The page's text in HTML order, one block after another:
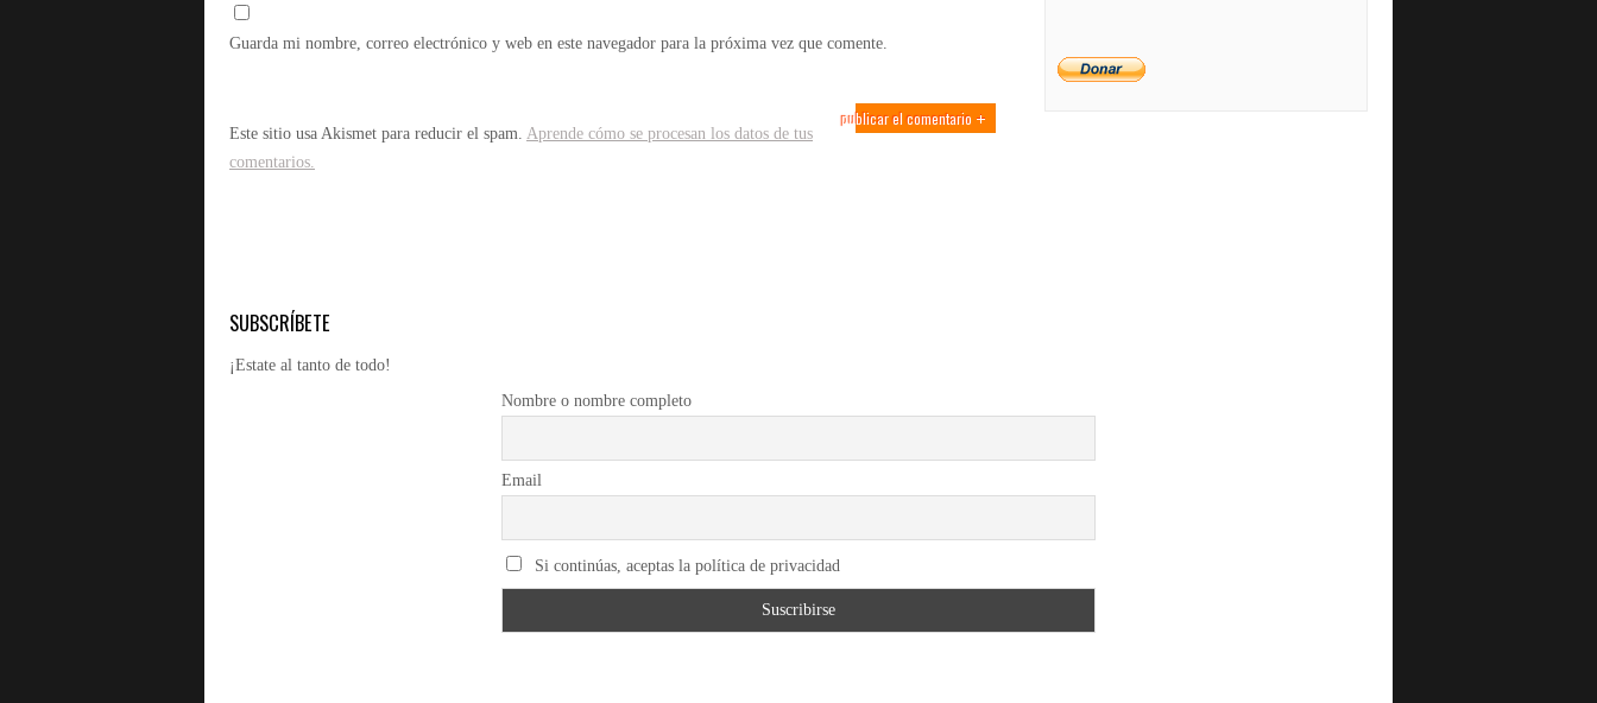
Guarda mi nombre, correo electrónico y web en este navegador para la próxima vez que comente.
Este sitio usa Akismet para reducir el spam. Aprende cómo se procesan los datos de tus
comentarios.
SUBSCRÍBETE
¡Estate al tanto de todo!
Nombre o nombre completo
Email
Si continúas, aceptas la política de privacidad